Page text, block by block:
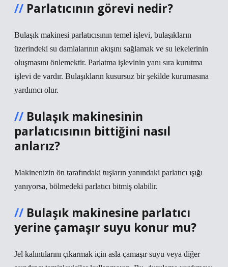
Parlatıcının görevi nedir?
Bulaşık makinesi parlatıcısının temel işlevi, bulaşıkların
üzerindeki su damlalarının akışını sağlamak ve su lekelerinin
oluşmasını önlemektir. Parlatma işlevinin yanı sıra kurutma
işlevi de vardır. Bulaşıkların kusursuz bir şekilde kurumasına
yardımcı olur.
Bulaşık makinesinin
parlatıcısının bittiğini nasıl
anlarız?
Makinenizin ön tarafındaki tuşların yanındaki parlatıcı ışığı
yanıyorsa, bölmedeki parlatıcı bitmiş olabilir.
Bulaşık makinesine parlatıcı
yerine çamaşır suyu konur mu?
Jel kalıntılarını çıkarmak için asla çamaşır suyu veya diğer